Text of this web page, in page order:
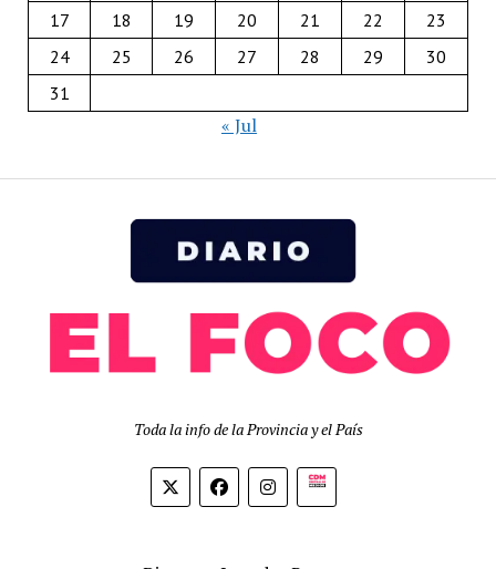
17
18 19 20 21 22
23
24
25 26 27 28 29
30
31
« Jul
Toda la info de la Provincia y el País
Biolink